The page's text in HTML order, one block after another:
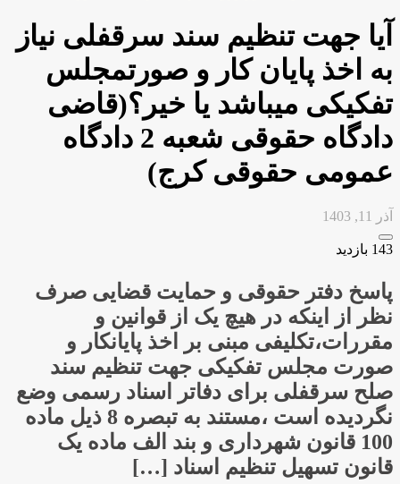
آیا جهت تنظیم سند سرقفلی نیاز
به اخذ پایان کار و صورتمجلس
تفکیکی میباشد یا خیر؟(قاضی
دادگاه حقوقی شعبه 2 دادگاه
عمومی حقوقی کرج)
آذر 11, 1403
143 بازدید
پاسخ دفتر حقوقی و حمایت قضایی صرف
نظر از اینکه در هیچ یک از قوانین و
مقررات،تکلیفی مبنی بر اخذ پایانکار و
صورت مجلس تفکیکی جهت تنظیم سند
صلح سرقفلی برای دفاتر اسناد رسمی وضع
نگردیده است ،مستند به تبصره 8 ذیل ماده
100 قانون شهرداری و بند الف ماده یک
قانون تسهیل تنظیم اسناد […]